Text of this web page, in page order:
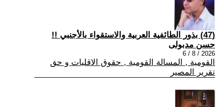
(47) بذور الطائفية العربية والاستقواء بالأجنبي !!
حسن مدبولى
2026 / 8 / 6
القومية , المسالة القومية , حقوق الاقليات و حق
تقرير المصير